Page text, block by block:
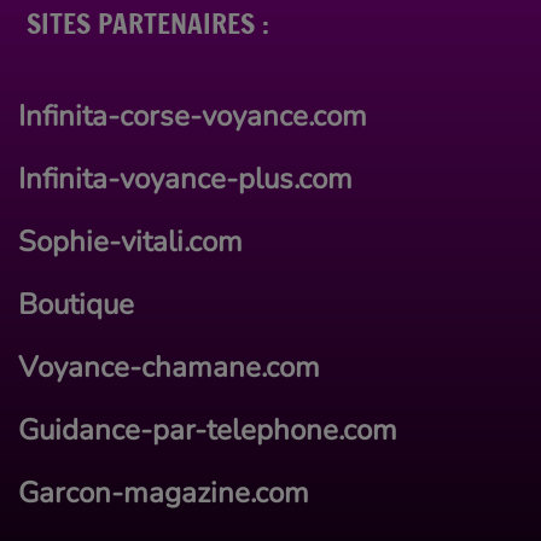
SITES PARTENAIRES :
Infinita-corse-voyance.com
Infinita-voyance-plus.com
Sophie-vitali.com
Boutique
Voyance-chamane.com
Guidance-par-telephone.com
Garcon-magazine.com